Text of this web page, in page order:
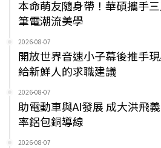
本命萌友隨身帶！華碩攜手
筆電潮流美學
2026-08-07
開放世界音速小子幕後推手
給新鮮人的求職建議
2026-08-07
助電動車與AI發展 成大洪飛
率鋁包銅導線
2026-08-07